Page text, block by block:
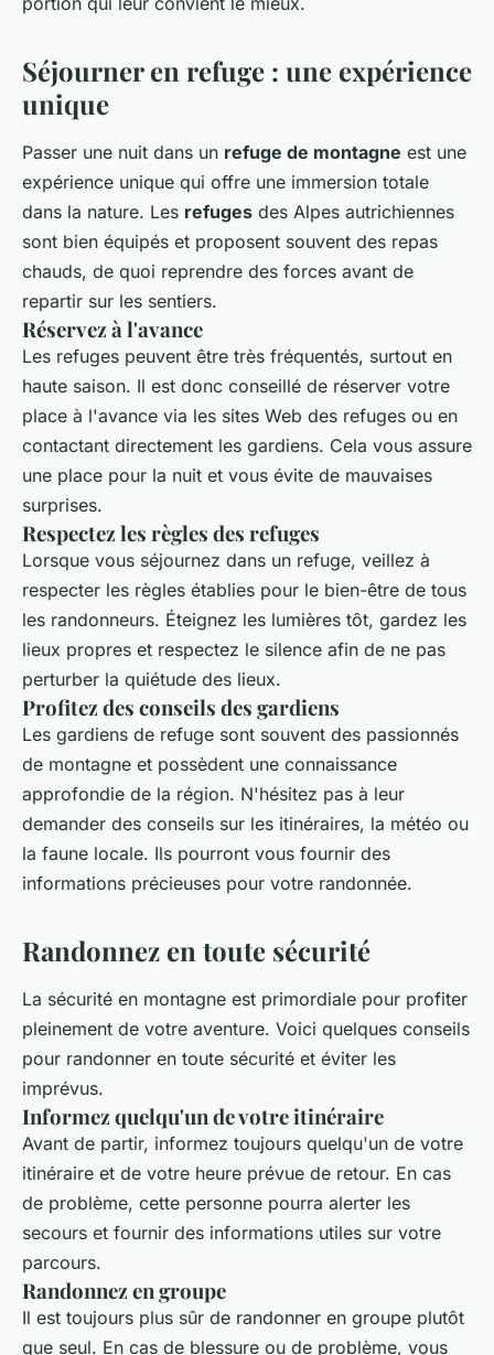
Séjourner en refuge : une expérience
unique
Passer une nuit dans un refuge de montagne est une
expérience unique qui offre une immersion totale
dans la nature. Les refuges des Alpes autrichiennes
sont bien équipés et proposent souvent des repas
chauds, de quoi reprendre des forces avant de
repartir sur les sentiers.
Réservez à l'avance
Les refuges peuvent être très fréquentés, surtout en
haute saison. Il est donc conseillé de réserver votre
place à l'avance via les sites Web des refuges ou en
contactant directement les gardiens. Cela vous assure
une place pour la nuit et vous évite de mauvaises
surprises.
Respectez les règles des refuges
Lorsque vous séjournez dans un refuge, veillez à
respecter les règles établies pour le bien-être de tous
les randonneurs. Éteignez les lumières tôt, gardez les
lieux propres et respectez le silence afin de ne pas
perturber la quiétude des lieux.
Profitez des conseils des gardiens
Les gardiens de refuge sont souvent des passionnés
de montagne et possèdent une connaissance
approfondie de la région. N'hésitez pas à leur
demander des conseils sur les itinéraires, la météo ou
la faune locale. Ils pourront vous fournir des
informations précieuses pour votre randonnée.
Randonnez en toute sécurité
La sécurité en montagne est primordiale pour profiter
pleinement de votre aventure. Voici quelques conseils
pour randonner en toute sécurité et éviter les
imprévus.
Informez quelqu'un de votre itinéraire
Avant de partir, informez toujours quelqu'un de votre
itinéraire et de votre heure prévue de retour. En cas
de problème, cette personne pourra alerter les
secours et fournir des informations utiles sur votre
parcours.
Randonnez en groupe
Il est toujours plus sûr de randonner en groupe plutôt
que seul. En cas de blessure ou de problème, vous